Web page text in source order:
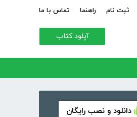
ثبت نام راهنما تماس با ما
آپلود کتاب
دانلود و نصب رایگان